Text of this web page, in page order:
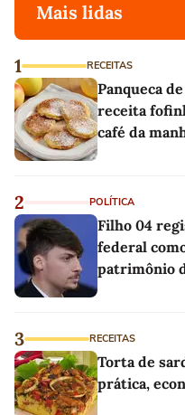
Mais lidas
1 RECEITAS
Panqueca
receita
café da
2 POLÍTICA
Filho 04
federal
patrimônio
3 RECEITAS
Torta de
prática,